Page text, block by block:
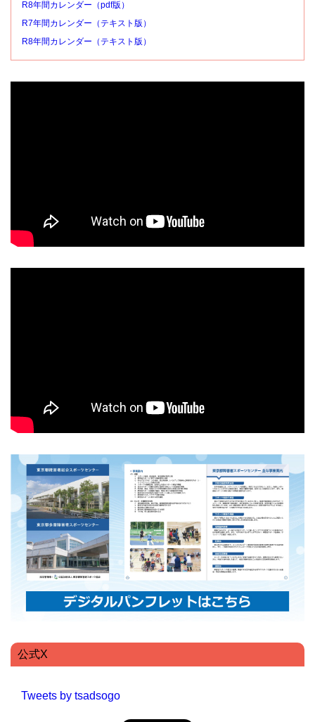
R8年間カレンダー（pdf版）
R7年間カレンダー（テキスト版）
R8年間カレンダー（テキスト版）
公式X
Tweets by tsadsogo